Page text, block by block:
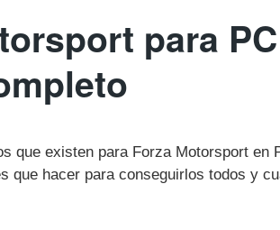
para
que existen para Forza Motorsport en
que hacer para conseguirlos todos y